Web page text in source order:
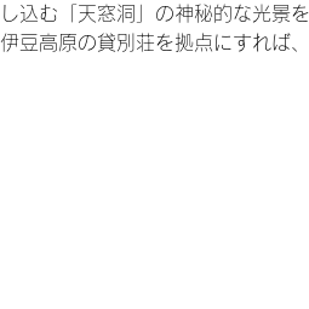
し込む「天窓洞」の神秘的な光景
伊豆高原の貸別荘を拠点にすれば